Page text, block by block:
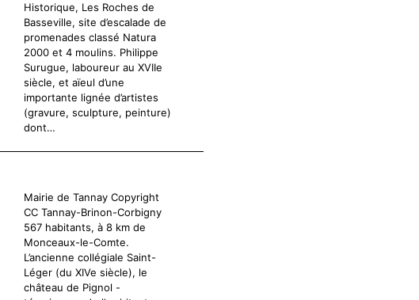
Historique, Les Roches de
Basseville, site d’escalade de
promenades classé Natura
2000 et 4 moulins. Philippe
Surugue, laboureur au XVIIe
siècle, et aïeul d’une
importante lignée d’artistes
(gravure, sculpture, peinture)
dont…
Mairie de Tannay Copyright
CC Tannay-Brinon-Corbigny
567 habitants, à 8 km de
Monceaux-le-Comte.
L’ancienne collégiale Saint-
Léger (du XIVe siècle), le
château de Pignol -